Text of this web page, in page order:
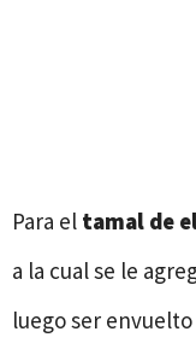
Para el tamal de
a la cual se le
luego ser